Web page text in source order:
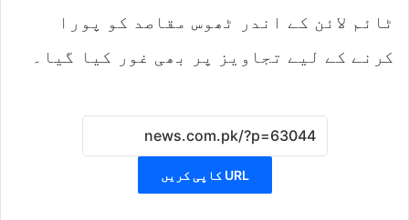
ٹائم لائن کے اندر ٹھوس مقاصد کو پورا
کرنے کے لیے تجاویز پر بھی غور کیا گیا۔
URL کاپی کریں